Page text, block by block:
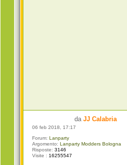
daJJ Calabria
06 feb 2018, 17:17
Forum: Lanparty
Argomento: Lanparty Modders Bologna
Risposte: 3146
Visite : 16255547